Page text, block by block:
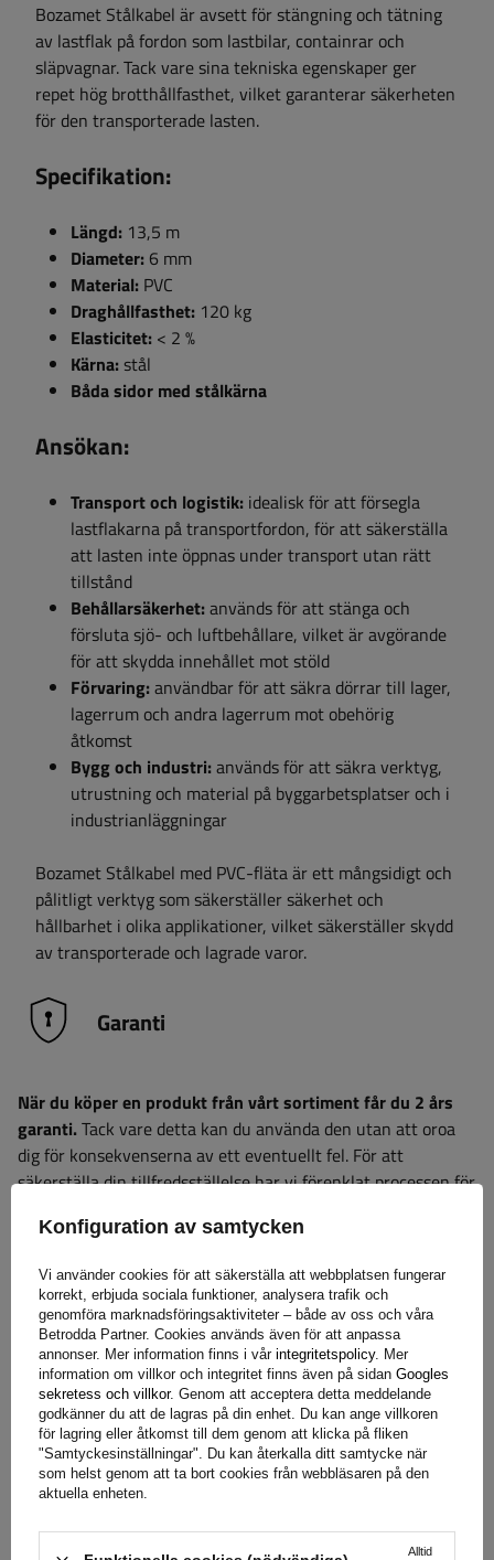
Bozamet Stålkabel är avsett för stängning och tätning
av lastflak på fordon som lastbilar, containrar och
släpvagnar. Tack vare sina tekniska egenskaper ger
repet hög brotthållfasthet, vilket garanterar säkerheten
för den transporterade lasten.
Specifikation:
Längd: 13,5 m
Diameter: 6 mm
Material: PVC
Draghållfasthet: 120 kg
Elasticitet: < 2 %
Kärna:stål
Båda sidor med stålkärna
Ansökan:
Transport och logistik: idealisk för att försegla
lastflakarna på transportfordon, för att säkerställa
att lasten inte öppnas under transport utan rätt
tillstånd
Behållarsäkerhet:används för att stänga och
försluta sjö- och luftbehållare, vilket är avgörande
för att skydda innehållet mot stöld
Förvaring:användbar för att säkra dörrar till lager,
lagerrum och andra lagerrum mot obehörig
åtkomst
Bygg och industri:används för att säkra verktyg,
utrustning och material på byggarbetsplatser och i
industrianläggningar
Bozamet Stålkabel med PVC-fläta är ett mångsidigt och
pålitligt verktyg som säkerställer säkerhet och
hållbarhet i olika applikationer, vilket säkerställer skydd
av transporterade och lagrade varor.
Garanti
När du köper en produkt från vårt sortiment får du 2 års
garanti.Tack vare detta kan du använda den utan att oroa
dig för konsekvenserna av ett eventuellt fel. För att
säkerställa din tillfredsställelse har vi förenklat processen för
– allt du behöver göra är attfyll i och skicka in formuläret
Hjälp
Har du frågor om valet eller användningen av våra
produkter? Kontakta oss! Unitrailers specialister ger dig
gärna all information du behöver.
Konfiguration av samtycken
Vi använder cookies för att säkerställa att webbplatsen fungerar
korrekt, erbjuda sociala funktioner, analysera trafik och
genomföra marknadsföringsaktiviteter – både av oss och våra
Betrodda Partner. Cookies används även för att anpassa
annonser. Mer information finns i vår integritetspolicy. Mer
information om villkor och integritet finns även på sidan Googles
sekretess och villkor. Genom att acceptera detta meddelande
godkänner du att de lagras på din enhet. Du kan ange villkoren
för lagring eller åtkomst till dem genom att klicka på fliken
"Samtyckesinställningar". Du kan återkalla ditt samtycke när
som helst genom att ta bort cookies från webbläsaren på den
aktuella enheten.
Alltid